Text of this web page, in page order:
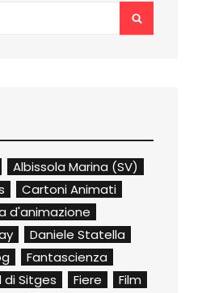
SEARCH
Albissola Marina (SV)
Cartoni Animati
d'animazione
Daniele Statella
Fantascienza
di Sitges Fiere
Film